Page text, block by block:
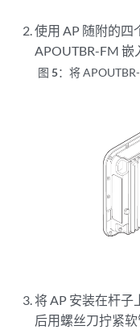
使用 AP 随附的
APOUTBR-FM 嵌
图 5：将
将 AP 安装在杆
后用螺丝刀拧紧